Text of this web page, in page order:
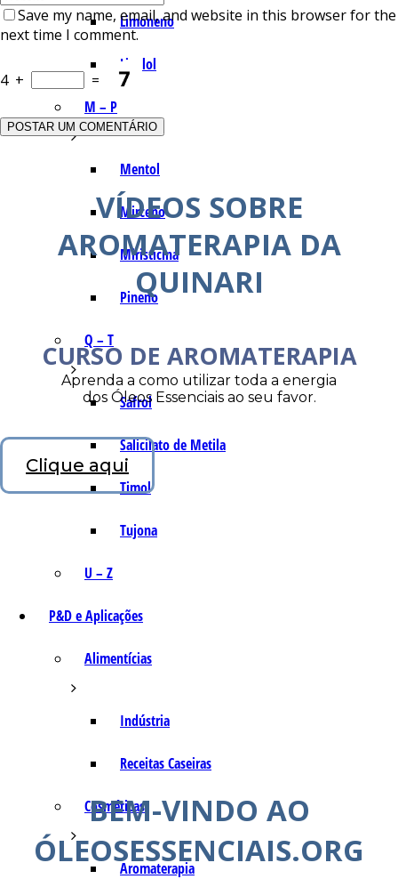
Limoneno
Linalol
M – P
Mentol
Mirceno
Miristicina
Pineno
Q – T
Safrol
Salicilato de Metila
Timol
Tujona
U – Z
P&D e Aplicações
Alimentícias
Indústria
Receitas Caseiras
Cosméticas
Aromaterapia
Save my name, email, and website in this browser for the
next time I comment.
4 + =
VÍDEOS SOBRE
AROMATERAPIA DA
QUINARI
CURSO DE AROMATERAPIA
Aprenda a como utilizar toda a energia
dos Óleos Essenciais ao seu favor.
Clique aqui
BEM-VINDO AO
ÓLEOSESSENCIAIS.ORG